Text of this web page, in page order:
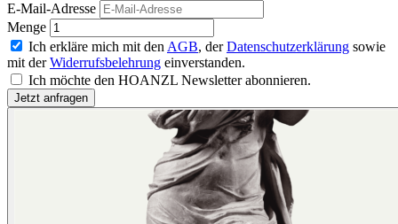
E-Mail-Adresse
Menge
Ich erkläre mich mit den AGB, derDatenschutzerklärung sowie
mit derWiderrufsbelehrung einverstanden.
Ich möchte den HOANZL Newsletter abonnieren.